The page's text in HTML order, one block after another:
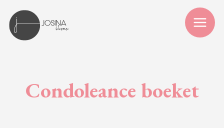
Condoleance boeket